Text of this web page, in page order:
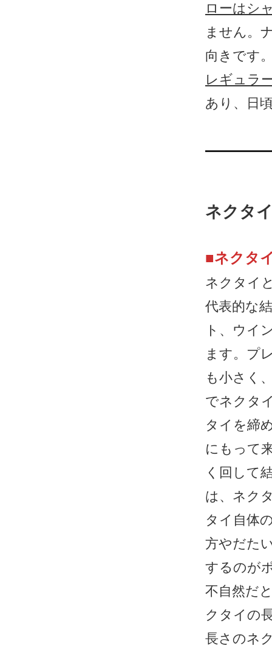
ローはシ
ません。
向きです
レギュラ
あり、日
ネクタ
■ネクタ
ネクタイ
代表的な
ト、ウイ
ます。プ
も小さく
でネクタ
タイを締
にもって
く回して
は、ネク
タイ自体
方やだた
するのが
不自然だ
クタイの
長さのネ